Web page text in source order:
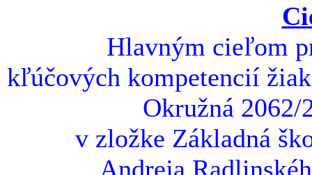
Hlavným cieľom
kľúčových kompetencií
Okružná
v zložke Základná
Andreja